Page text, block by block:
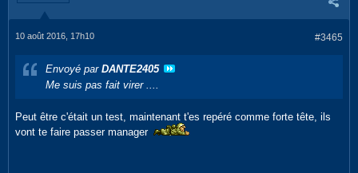
#3465
10 août 2016, 17h10
Envoyé par DANTE2405
Me suis pas fait virer ....
Peut être c'était un test, maintenant t'es repéré comme forte tête, ils
vont te faire passer manager